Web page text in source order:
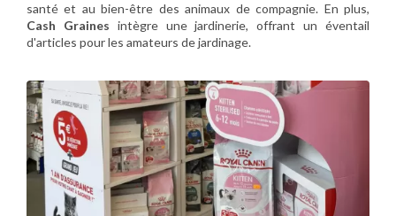
santé et au bien-être des animaux de compagnie. En plus,
Cash Graines intègre une jardinerie, offrant un éventail
d'articles pour les amateurs de jardinage.